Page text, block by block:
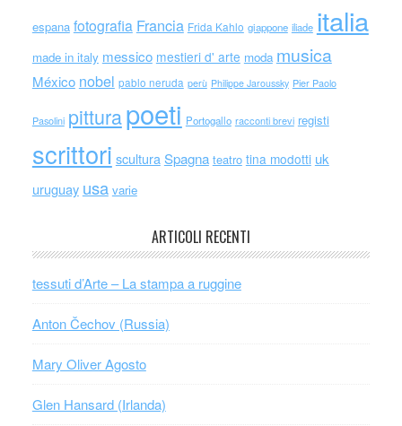
espana fotografia Francia Frida Kahlo giappone iliade italia
made in italy messico mestieri d' arte moda musica
México nobel pablo neruda perù Philippe Jaroussky Pier Paolo
Pasolini pitturapoeti Portogallo racconti brevi registi
scrittori scultura Spagna teatro tina modotti uk
uruguay usa varie
ARTICOLI RECENTI
tessuti d’Arte – La stampa a ruggine
Anton Čechov (Russia)
Mary Oliver Agosto
Glen Hansard (Irlanda)